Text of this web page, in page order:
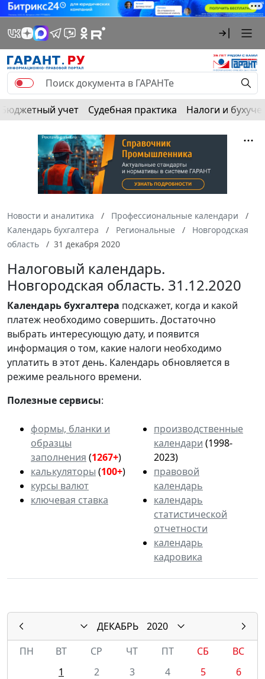
Бюджетный учет Судебная практика Налоги и
Новости и аналитика
Профессиональные календари
Календарь бухгалтера
Региональные
Новгородская
область
31 декабря 2020
Налоговый календарь.
Новгородская область. 31.12.2020
Календарьбухгалтера подскажет, когда и какой
платеж необходимо совершить. Достаточно
выбрать интересующую дату, и появится
информация о том, какие налоги необходимо
уплатить в этот день. Календарь обновляется в
режиме реального времени.
Полезные сервисы:
формы, бланки и
образцы
заполнения (1267+)
калькуляторы (100+)
курсы валют
ключевая ставка
производственные
календари (1998-
2023)
правовой
календарь
календарь
статистической
отчетности
календарь
кадровика
ДЕКАБРЬ
2020
ПН
ВТ СР ЧТ ПТ СБ
ВС
1
2 3 4 5
6